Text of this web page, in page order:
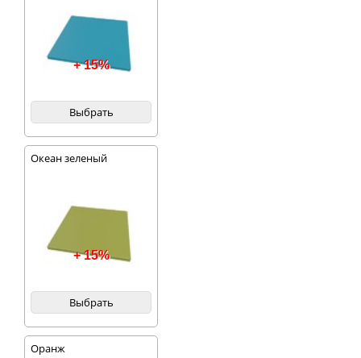
+ 15%
Выбрать
Океан зеленый
+ 15%
Выбрать
Оранж